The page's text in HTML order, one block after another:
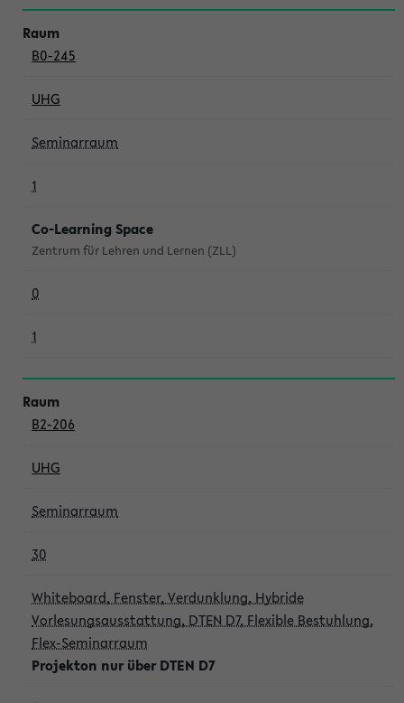
B0-245
UHG
Seminarraum
1
Co-Learning Space
Zentrum für Lehren und Lernen (ZLL)
0
1
B2-206
UHG
Seminarraum
30
Whiteboard, Fenster, Verdunklung, Hybride
Vorlesungsausstattung, DTEN D7, Flexible Bestuhlung,
Flex-Seminarraum
Projekton nur über DTEN D7